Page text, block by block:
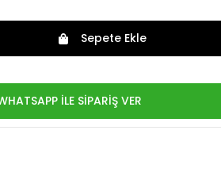
Sepete Ekle
İLE SİPARİŞ VER